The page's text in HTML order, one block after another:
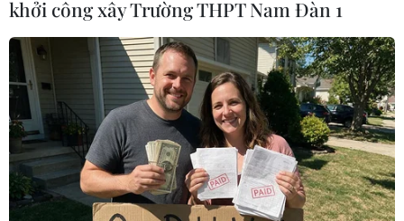
hiếm hoi còn giữ được tính nguyên vẹn.
Hệ sinh thái này góp phần điều hòa khí hậu,
hấp thụ carbon, giữ nước, hạn chế xói lở, giảm
tác động của thiên tai và kết nối không gian
sinh thái giữa rừng với biển. Trong bối cảnh
thành phố định hướng phát triển theo mô hình
đô thị biển, những giá trị này ngày càng trở nên
quan trọng.
khởi công xây Trường THPT Nam Đàn 1